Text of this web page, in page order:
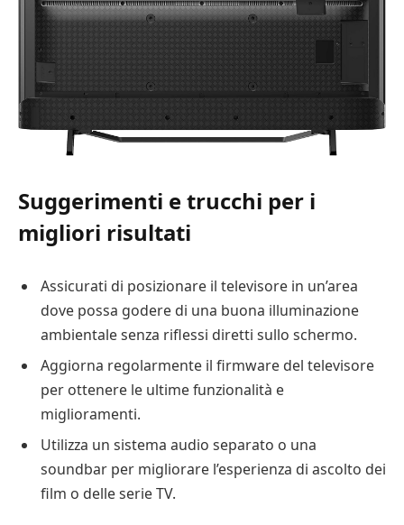
Suggerimenti e trucchi per i
migliori risultati
Assicurati di posizionare il televisore in un’area
dove possa godere di una buona illuminazione
ambientale senza riflessi diretti sullo schermo.
Aggiorna regolarmente il firmware del televisore
per ottenere le ultime funzionalità e
miglioramenti.
Utilizza un sistema audio separato o una
soundbar per migliorare l’esperienza di ascolto dei
film o delle serie TV.